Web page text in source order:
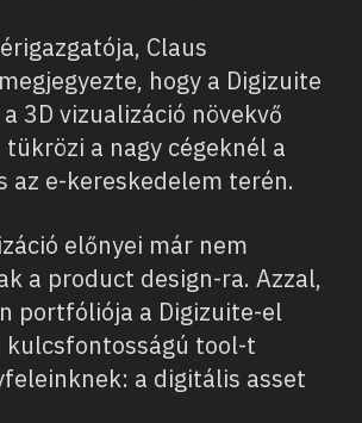
Claus
hogy a Digizuite
3D vizualizáció növekvő
a nagy cégeknél a
az e-kereskedelem terén.
előnyei már nem
a product design-ra. Azzal,
portfóliója a Digizuite-el
kulcsfontosságú tool-t
a digitális asset